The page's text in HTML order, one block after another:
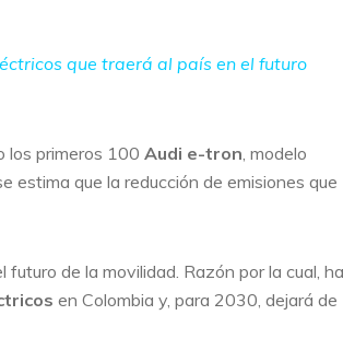
que traerá al país en el futuro
los primeros 100 Audi e-tron, modelo
estima que la reducción de emisiones que
de la movilidad. Razón por la cual, ha
en Colombia y, para 2030, dejará de